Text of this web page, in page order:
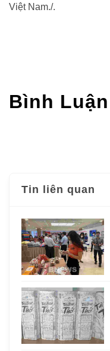
Việt Nam./.
Bình Luận
Tin liên quan